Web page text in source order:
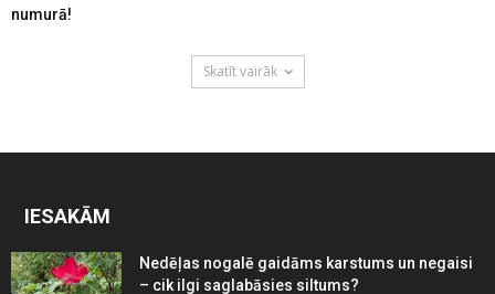
numurā!
Skatīt vairāk
IESAKĀM
Nedēļas nogalē gaidāms karstums un negaisi
– cik ilgi saglabāsies siltums?